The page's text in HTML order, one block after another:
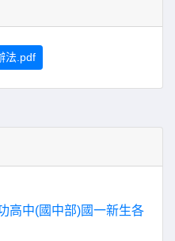
法.pdf
高中(國中部)國一新生各